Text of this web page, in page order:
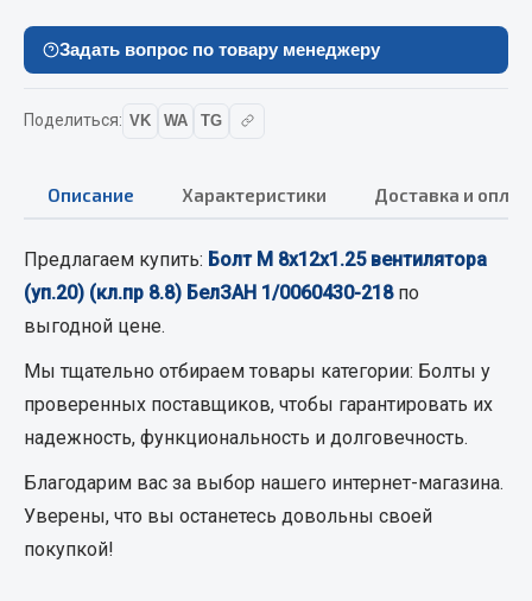
Смазочные материалы
МЕТИЗЫ
Кольца стопорные
Пробки
Пружины
Хомуты
Задать вопрос по товару менеджеру
Поделиться: VK WA TG
Описание Характеристики Доставка и
Предлагаем купить: Болт М 8х12х1.25 вентилятора
(уп.20) (кл.пр 8.8) БелЗАН 1/0060430-218по
выгодной цене.
Мы тщательно отбираем товары категории: Болты у
проверенных поставщиков, чтобы гарантировать их
надежность, функциональность и долговечность.
Благодарим вас за выбор нашего интернет-магазина.
Уверены, что вы останетесь довольны своей
покупкой!